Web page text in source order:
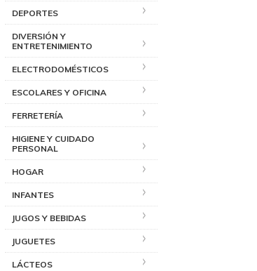
DEPORTES
DIVERSIÓN Y
ENTRETENIMIENTO
ELECTRODOMÉSTICOS
ESCOLARES Y OFICINA
FERRETERÍA
HIGIENE Y CUIDADO
PERSONAL
HOGAR
INFANTES
JUGOS Y BEBIDAS
JUGUETES
LÁCTEOS